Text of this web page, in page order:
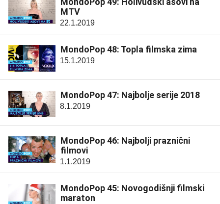
MTV
22.1.2019
MondoPop 48: Topla filmska zima
15.1.2019
MondoPop 47: Najbolje serije 2018
8.1.2019
MondoPop 46: Najbolji praznični
filmovi
1.1.2019
MondoPop 45: Novogodišnji filmski
maraton